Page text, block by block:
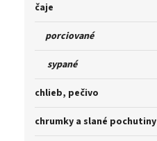
čaje
porciované
sypané
chlieb, pečivo
chrumky a slané pochutiny